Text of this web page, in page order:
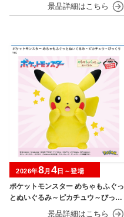
ポケットモンスター めちゃもふぐっ
とぬいぐるみ～ピカチュウ～びっく
2026年8月 4日～登場